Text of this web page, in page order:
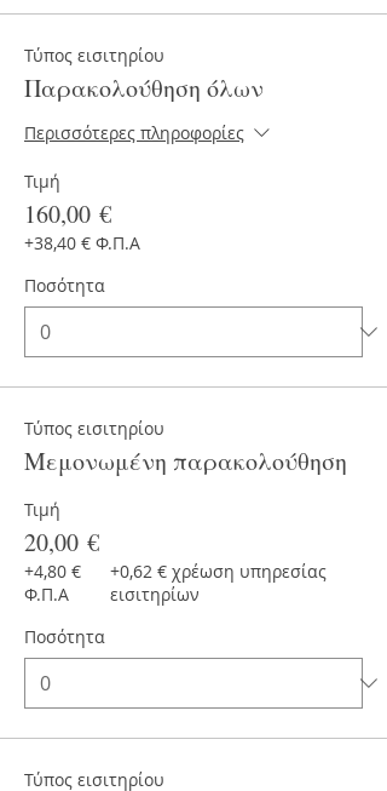
Τύπος εισιτηρίου
Παρακολούθηση όλων
Περισσότερες πληροφορίες
Τιμή
160,00 €
+38,40 € Φ.Π.Α
Ποσότητα
Τύπος εισιτηρίου
Μεμονωμένη παρακολούθηση
Τιμή
20,00 €
+4,80 €
Φ.Π.Α
+0,62 € χρέωση υπηρεσίας
εισιτηρίων
Ποσότητα
Τύπος εισιτηρίου